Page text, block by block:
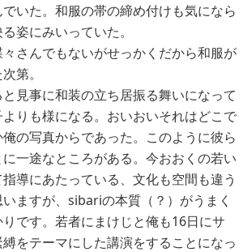
いた。和服の帯の締め付けも気になら
姿にみいっていた。
さんでもないがせっかくだから和服が
第。
見事に和装の立ち居振る舞いになって
りも様になる。おいおいそれはどこで
の写真からであった。このように彼ら
一途なところがある。今おおくの若い
導にあたっている、文化も空間も違う
ますが、sibariの本質（？）がうまく
です。若者にまけじと俺も16日にサ
をテーマにした講演をすることになっ